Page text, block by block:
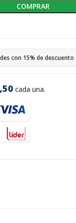
cada una.
con 15% de descuento
COMPRAR